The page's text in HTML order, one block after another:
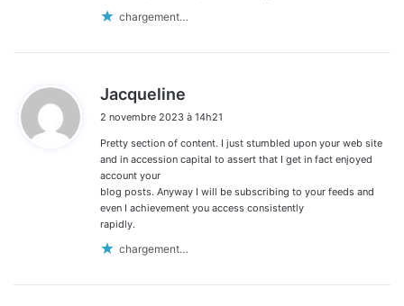
chargement…
Jacqueline
t
:
2 novembre 2023 à 14h21
Pretty section of content. I just stumbled upon your web site
and in accession capital to assert that I get in fact enjoyed
account your
blog posts. Anyway I will be subscribing to your feeds and
even I achievement you access consistently
rapidly.
chargement…